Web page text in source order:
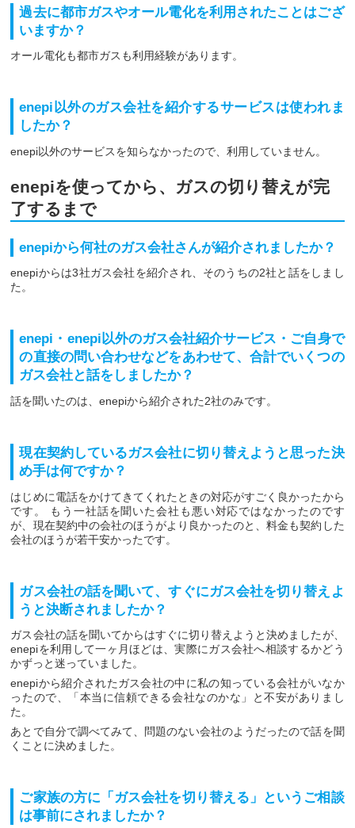
過去に都市ガスやオール電化を利用されたことはござ
いますか？
オール電化も都市ガスも利用経験があります。
enepi以外のガス会社を紹介するサービスは使われま
したか？
enepi以外のサービスを知らなかったので、利用していません。
enepiを使ってから、ガスの切り替えが完
了するまで
enepiから何社のガス会社さんが紹介されましたか？
enepiからは3社ガス会社を紹介され、そのうちの2社と話をしまし
た。
enepi・enepi以外のガス会社紹介サービス・ご自身で
の直接の問い合わせなどをあわせて、合計でいくつの
ガス会社と話をしましたか？
話を聞いたのは、enepiから紹介された2社のみです。
現在契約しているガス会社に切り替えようと思った決
め手は何ですか？
はじめに電話をかけてきてくれたときの対応がすごく良かったから
です。 もう一社話を聞いた会社も悪い対応ではなかったのです
が、現在契約中の会社のほうがより良かったのと、料金も契約した
会社のほうが若干安かったです。
ガス会社の話を聞いて、すぐにガス会社を切り替えよ
うと決断されましたか？
ガス会社の話を聞いてからはすぐに切り替えようと決めましたが、
enepiを利用して一ヶ月ほどは、実際にガス会社へ相談するかどう
かずっと迷っていました。
enepiから紹介されたガス会社の中に私の知っている会社がいなか
ったので、「本当に信頼できる会社なのかな」と不安がありまし
た。
あとで自分で調べてみて、問題のない会社のようだったので話を聞
くことに決めました。
ご家族の方に「ガス会社を切り替える」というご相談
は事前にされましたか？